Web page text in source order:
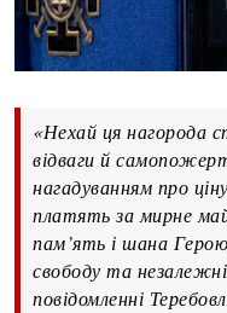
«Нехай ця нагорода
відваги й
нагадуванням про
платять за мирне
пам’ять і шана
свободу та
повідомленні